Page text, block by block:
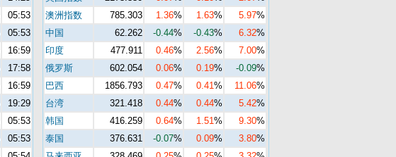
05:53
05:53
16:59
17:58
16:59
19:29
05:53
05:53
澳洲指数
785.303 1.36% 1.63% 5.97%
中国
62.262 -0.44% -0.43% 6.32%
印度
477.911 0.46% 2.56% 7.00%
俄罗斯
602.054 0.06% 0.19% -0.09%
巴西
1856.793 0.47% 0.41% 11.06%
台湾
321.418 0.44% 0.44% 5.42%
韩国
416.259 0.64% 1.51% 9.30%
泰国
376.631 -0.07% 0.09% 3.80%